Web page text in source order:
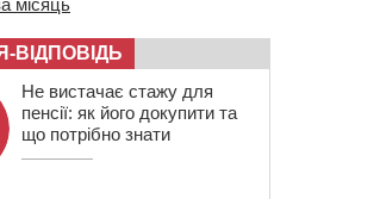
місяць
ВІДПОВІДЬ
Не вистачає стажу для
пенсії: як його докупити та
що потрібно знати